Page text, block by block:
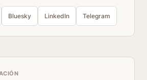
Bluesky LinkedIn Telegram